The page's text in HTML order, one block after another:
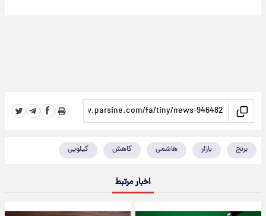
برنج بازار هاشمی کاهش کیلویی
اخبار مرتبط